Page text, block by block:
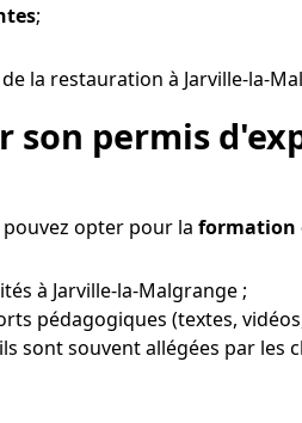
;
la restauration à Jarville-la-
son permis
opter pour la formation
à Jarville-la-Malgrange ;
pédagogiques (textes,
sont souvent allégées par les